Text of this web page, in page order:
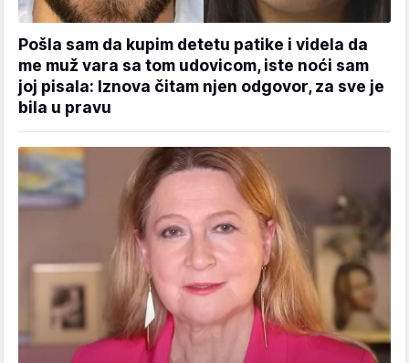
Pošla sam da kupim detetu patike i videla da
me muž vara sa tom udovicom, iste noći sam
joj pisala: Iznova čitam njen odgovor, za sve je
bila u pravu